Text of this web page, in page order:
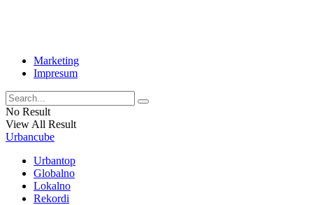
Marketing
Impresum
No Result
View All Result
Urbancube
Urbantop
Globalno
Lokalno
Rekordi